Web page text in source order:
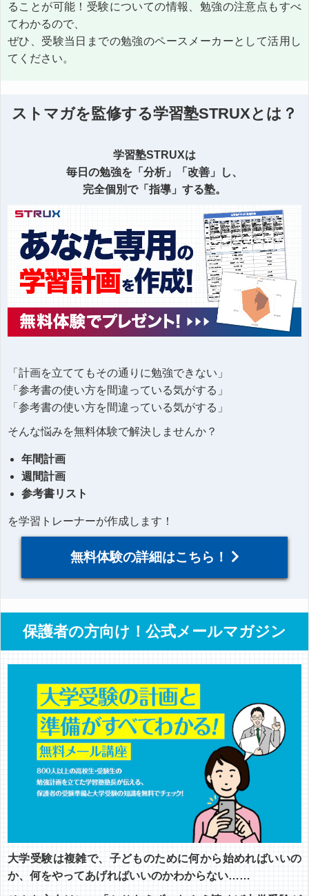
ることが可能！受験についての情報、勉強の注意点もすべ
てわかるので、
ぜひ、受験当日までの勉強のペースメーカーとして活用し
てください。
ストマガを監修する学習塾STRUXとは？
学習塾STRUXは
毎日の勉強を「分析」「改善」し、
完全個別で「指導」する塾。
「計画を立ててもその通りに勉強できない」
「参考書の使い方を間違っている気がする」
「参考書の使い方を間違っている気がする」
そんな悩みを無料体験で解決しませんか？
年間計画
週間計画
参考書リスト
を学習トレーナーが作成します！
無料体験の詳細はこちら！
保護者の方向け！公式メールマガジン
大学受験は複雑で、子どものために何から始めればいいの
か、何をやってあげればいいのかわからない……